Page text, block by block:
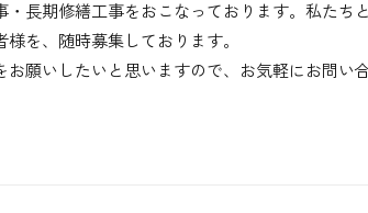
・長期修繕工事をおこなっております。私たち
様を、随時募集しております。
お願いしたいと思いますので、お気軽にお問い